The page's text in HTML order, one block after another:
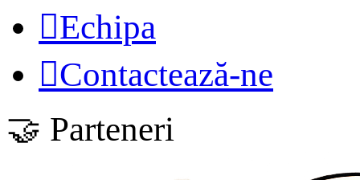
Echipa
Contactează-ne
🤝 Parteneri